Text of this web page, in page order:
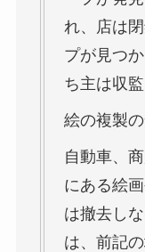
れ、店は
プが見つ
ち主は収監
絵の複製
自動車、
にある絵
は撤去し
は、前記